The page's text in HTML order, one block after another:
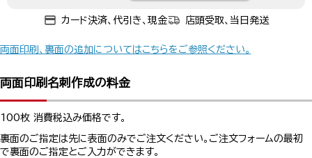
カード決済、代引き、現金 店頭受取、当日発送
両面印刷、裏面の追加についてはこちらをご参照ください。
両面印刷名刺作成の料金
100枚 消費税込み価格です。
裏面のご指定は先に表面のみでご注文ください。ご注文フォームの最初
で裏面のご指定とご入力ができます。